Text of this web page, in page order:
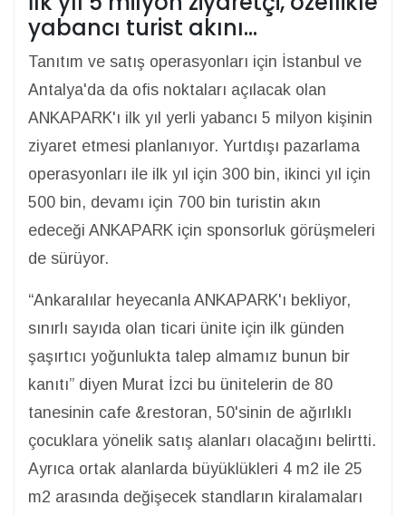
yabancı turist akını…
Tanıtım ve satış operasyonları için İstanbul ve
Antalya'da da ofis noktaları açılacak olan
ANKAPARK'ı ilk yıl yerli yabancı 5 milyon kişinin
ziyaret etmesi planlanıyor. Yurtdışı pazarlama
operasyonları ile ilk yıl için 300 bin, ikinci yıl için
500 bin, devamı için 700 bin turistin akın
edeceği ANKAPARK için sponsorluk görüşmeleri
de sürüyor.
“Ankaralılar heyecanla ANKAPARK'ı bekliyor,
sınırlı sayıda olan ticari ünite için ilk günden
şaşırtıcı yoğunlukta talep almamız bunun bir
kanıtı” diyen Murat İzci bu ünitelerin de 80
tanesinin cafe &restoran, 50'sinin de ağırlıklı
çocuklara yönelik satış alanları olacağını belirtti.
Ayrıca ortak alanlarda büyüklükleri 4 m2 ile 25
m2 arasında değişecek standların kiralamaları